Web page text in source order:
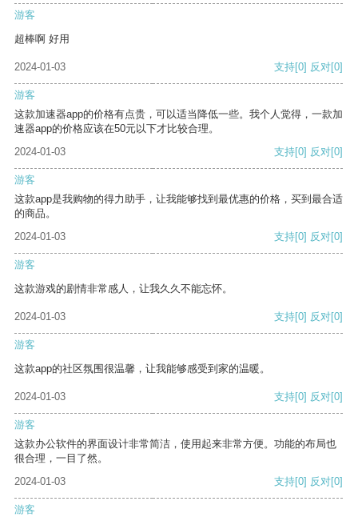
游客
超棒啊 好用
2024-01-03 支持[0] 反对[0]
游客
这款加速器app的价格有点贵，可以适当降低一些。我个人觉得，一款加
速器app的价格应该在50元以下才比较合理。
2024-01-03
支持[0] 反对[0]
游客
这款app是我购物的得力助手，让我能够找到最优惠的价格，买到最合适
的商品。
2024-01-03
支持[0] 反对[0]
游客
这款游戏的剧情非常感人，让我久久不能忘怀。
2024-01-03 支持[0] 反对[0]
游客
这款app的社区氛围很温馨，让我能够感受到家的温暖。
2024-01-03 支持[0] 反对[0]
游客
这款办公软件的界面设计非常简洁，使用起来非常方便。功能的布局也
很合理，一目了然。
2024-01-03
支持[0] 反对[0]
游客